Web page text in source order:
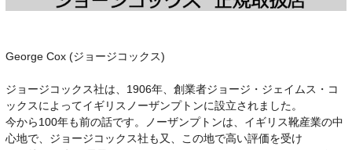
George Cox (ジョージコックス)
ジョージコックス社は、1906年、創業者ジョージ・ジェイムス・コ
ックスによってイギリスノーザンプトンに設立されました。
今から100年も前の話です。ノーザンプトンは、イギリス靴産業の中
心地で、ジョージコックス社も又、この地で高い評価を受け